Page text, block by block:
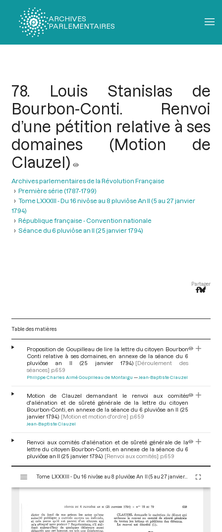
ARCHIVES
PARLEMENTAIRES
78. Louis Stanislas de
Bourbon-Conti. Renvoi
d’une pétition relative à ses
domaines (Motion de
Clauzel)
Archives parlementaires de la Révolution Française
Première série (1787-1799)
Tome LXXXIII - Du 16 nivôse au 8 pluviôse An II (5 au 27 janvier
1794)
République française - Convention nationale
Séance du 6 pluviôse an II (25 janvier 1794)
Partager
Table des matières
Proposition de Goupilleau de lire la lettre du citoyen Bourbon
Conti relative à ses domaines, en annexe de la séance du 6
pluviôse an II (25 janvier 1794) [Déroulement des
séances] p.659
Philippe Charles Aimé Goupilleau de Montaigu Jean-Baptiste Clauzel
Motion de Clauzel demandant le renvoi aux comités
d'aliénation et de sûreté générale de la lettre du citoyen
Bourbon-Conti, en annexe de la séance du 6 pluviôse an II (25
janvier 1794) [Motion et motion d'ordre] p.659
Jean-Baptiste Clauzel
Renvoi aux comités d'aliénation et de sûreté générale de la
lettre du citoyen Bourbon-Conti, en annexe de la séance du 6
pluviôse an II (25 janvier 1794) [Renvoi aux comités] p.659
s